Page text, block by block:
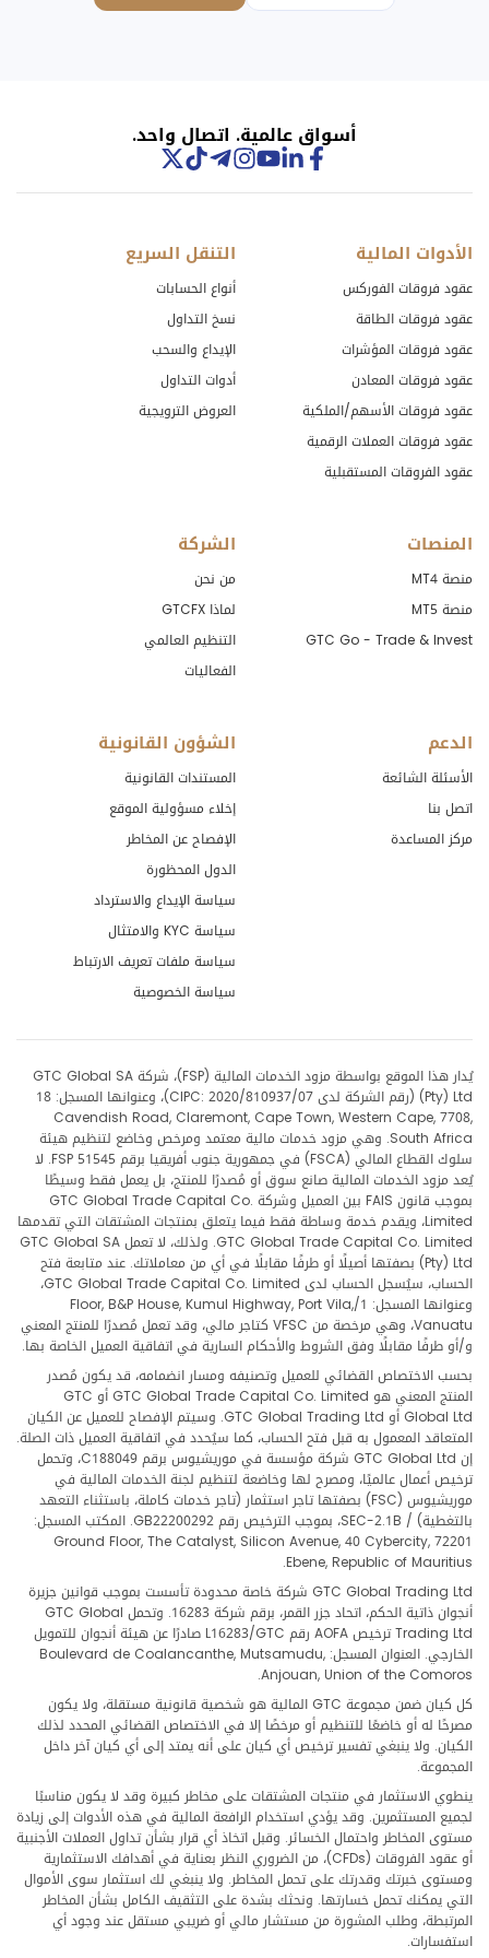
Track metals, energy,
أسواق عالمية. اتصال واحد.
الأدوات المالية
عقود فروقات الفوركس
عقود فروقات الطاقة
عقود فروقات المؤشرات
عقود فروقات المعادن
عقود فروقات الأسهم/الملكية
عقود فروقات العملات الرقمية
عقود الفروقات المستقبلية
التنقل السريع
أنواع الحسابات
نسخ التداول
الإيداع والسحب
أدوات التداول
العروض الترويجية
المنصات
منصة MT4
منصة MT5
GTC Go - Trade & Invest
الشركة
من نحن
لماذا GTCFX
التنظيم العالمي
الفعاليات
الدعم
الأسئلة الشائعة
اتصل بنا
مركز المساعدة
الشؤون القانونية
المستندات القانونية
إخلاء مسؤولية الموقع
الإفصاح عن المخاطر
الدول المحظورة
سياسة الإيداع والاسترداد
سياسة KYC والامتثال
سياسة ملفات تعريف الارتباط
سياسة الخصوصية
يُدار هذا الموقع بواسطة مزود الخدمات المالية (FSP)، شركة GTC Global SA
(Pty) Ltd (رقم الشركة لدى CIPC: 2020/810937/07)، وعنوانها المسجل: 18
Cavendish Road, Claremont, Cape Town, Western Cape, 7708,
South Africa. وهي مزود خدمات مالية معتمد ومرخص وخاضع لتنظيم هيئة
سلوك القطاع المالي (FSCA) في جمهورية جنوب أفريقيا برقم FSP 51545. لا
يُعد مزود الخدمات المالية صانع سوق أو مُصدرًا للمنتج، بل يعمل فقط وسيطًا
بموجب قانون FAIS بين العميل وشركة GTC Global Trade Capital Co.
Limited، ويقدم خدمة وساطة فقط فيما يتعلق بمنتجات المشتقات التي تقدمها
GTC Global Trade Capital Co. Limited. ولذلك، لا تعمل GTC Global SA
(Pty) Ltd بصفتها أصيلًا أو طرفًا مقابلًا في أي من معاملاتك. عند متابعة فتح
الحساب، سيُسجل الحساب لدى GTC Global Trade Capital Co. Limited،
وعنوانها المسجل: 1/Floor, B&P House, Kumul Highway, Port Vila,
Vanuatu، وهي مرخصة من VFSC كتاجر مالي، وقد تعمل مُصدرًا للمنتج المعني
و/أو طرفًا مقابلًا وفق الشروط والأحكام السارية في اتفاقية العميل الخاصة بها.
بحسب الاختصاص القضائي للعميل وتصنيفه ومسار انضمامه، قد يكون مُصدر
المنتج المعني هو GTC Global Trade Capital Co. Limited أو GTC
Global Ltd أو GTC Global Trading Ltd. وسيتم الإفصاح للعميل عن الكيان
المتعاقد المعمول به قبل فتح الحساب، كما سيُحدد في اتفاقية العميل ذات الصلة.
إن GTC Global Ltd شركة مؤسسة في موريشيوس برقم C188049، وتحمل
ترخيص أعمال عالميًا، ومصرح لها وخاضعة لتنظيم لجنة الخدمات المالية في
موريشيوس (FSC) بصفتها تاجر استثمار (تاجر خدمات كاملة، باستثناء التعهد
بالتغطية) / SEC-2.1B، بموجب الترخيص رقم GB22200292. المكتب المسجل:
Ground Floor, The Catalyst, Silicon Avenue, 40 Cybercity, 72201
Ebene, Republic of Mauritius.
GTC Global Trading Ltd شركة خاصة محدودة تأسست بموجب قوانين جزيرة
أنجوان ذاتية الحكم، اتحاد جزر القمر، برقم شركة 16283. وتحمل GTC Global
Trading Ltd ترخيص AOFA رقم L16283/GTC صادرًا عن هيئة أنجوان للتمويل
الخارجي. العنوان المسجل: Boulevard de Coalancanthe, Mutsamudu,
Anjouan, Union of the Comoros.
كل كيان ضمن مجموعة GTC المالية هو شخصية قانونية مستقلة، ولا يكون
مصرحًا له أو خاضعًا للتنظيم أو مرخصًا إلا في الاختصاص القضائي المحدد لذلك
الكيان. ولا ينبغي تفسير ترخيص أي كيان على أنه يمتد إلى أي كيان آخر داخل
المجموعة.
ينطوي الاستثمار في منتجات المشتقات على مخاطر كبيرة وقد لا يكون مناسبًا
لجميع المستثمرين. وقد يؤدي استخدام الرافعة المالية في هذه الأدوات إلى زيادة
مستوى المخاطر واحتمال الخسائر. وقبل اتخاذ أي قرار بشأن تداول العملات الأجنبية
أو عقود الفروقات (CFDs)، من الضروري النظر بعناية في أهدافك الاستثمارية
ومستوى خبرتك وقدرتك على تحمل المخاطر. ولا ينبغي لك استثمار سوى الأموال
التي يمكنك تحمل خسارتها. ونحثك بشدة على التثقيف الكامل بشأن المخاطر
المرتبطة، وطلب المشورة من مستشار مالي أو ضريبي مستقل عند وجود أي
استفسارات.